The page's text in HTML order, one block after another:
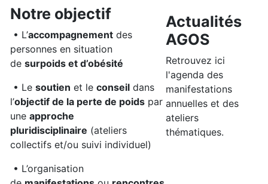
Notre objectif
• L’accompagnement des
personnes en situation
de surpoids et d’obésité
• Le soutien et le conseil dans
l’objectif de la perte de poids par
une approche
pluridisciplinaire (ateliers
collectifs et/ou suivi individuel)
• L’organisation
Actualités
AGOS
Retrouvez ici
l'agenda des
manifestations
annuelles et des
ateliers
thématiques.